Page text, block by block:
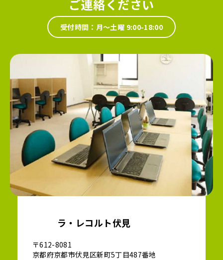
ご連絡ください
受付時間：月～土曜 9:00-18:00
ラ・レコルト伏見
〒612-8081
京都府京都市伏見区新町5丁目487番地